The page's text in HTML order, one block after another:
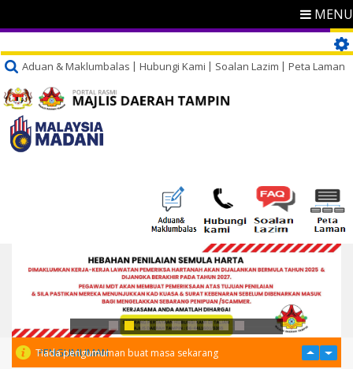
MENU
Aduan & Maklumbalas Hubungi Kami Soalan Lazim Peta Laman
PENGUMUMAN
Tiada pengumuman buat masa sekarang